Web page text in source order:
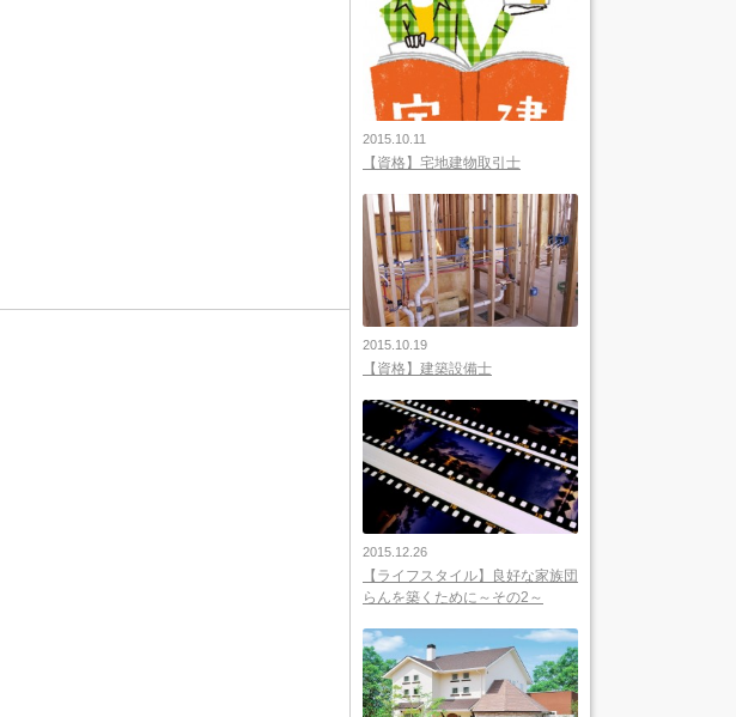
2015.10.11
【資格】宅地建物取引士
2015.10.19
【資格】建築設備士
2015.12.26
【ライフスタイル】良好な家族団
らんを築くために～その2～